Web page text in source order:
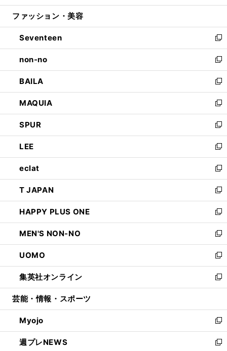
開
ウ
開
く
ン
ウ
で
開
く
ウ
ン
ド
ウ
で
開
く
ファッション・美容
Seventeen
新
し
い
ウ
ィ
ン
ド
ウ
で
開
く
non-no
新
し
い
ウ
ィ
ン
ド
ウ
で
開
く
BAILA
新
し
い
ウ
ィ
ン
ド
ウ
で
開
く
MAQUIA
新
し
い
ウ
ィ
ン
ド
ウ
で
開
く
SPUR
新
し
い
ウ
ィ
ン
ド
ウ
で
開
く
LEE
新
し
い
ウ
ィ
ン
ド
ウ
で
開
く
eclat
新
し
い
ウ
ィ
ン
ド
ウ
で
開
く
T JAPAN
新
し
い
ウ
ィ
ン
ド
ウ
で
開
HAPPY PLUS ONE
新
し
い
ウ
ィ
ン
ド
ウ
開
く
MEN'S NON-NO
新
し
い
ウ
ィ
ン
ウ
で
開
く
UOMO
新
し
い
ウ
ン
ド
ウ
で
集英社オンライン
新
し
ウ
ィ
ン
ド
芸能・情報・スポーツ
Myojo
新
し
い
週プレNEWS
新